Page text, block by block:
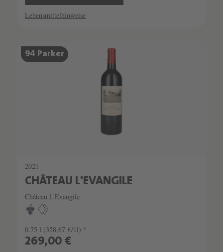
Lebensmittelhinweise
SCHATZKAMMER
SEHR LIMITIERT
94 Parker
2021
CHÂTEAU L'EVANGILE
Château l 'Evangile
0.75 l (358,67 €/1l) *
269,00 €